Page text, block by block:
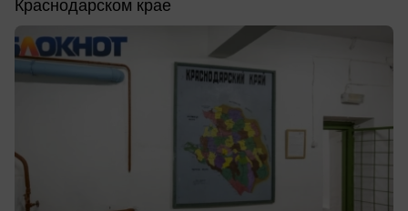
Краснодарском крае